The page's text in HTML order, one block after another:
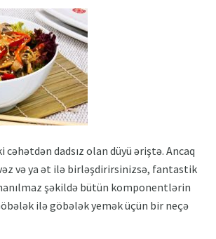
dadsız olan düyü əriştə. Ancaq
və ya ət ilə birləşdirirsinizsə, fantastik
şəkildə bütün komponentlərin
ilə göbələk yemək üçün bir neçə